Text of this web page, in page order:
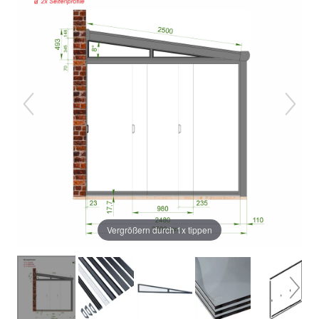
Vergrößern durch 1x tippen